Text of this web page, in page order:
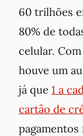
60 trilhões
80% de
celular.
houve um
já que 1 a
cartão de